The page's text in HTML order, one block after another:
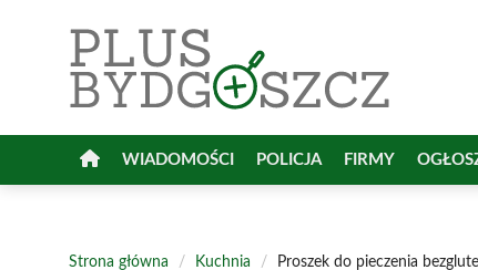
WIADOMOŚCI POLICJA FIRMY
Strona główna / Kuchnia / Proszek do pieczenia